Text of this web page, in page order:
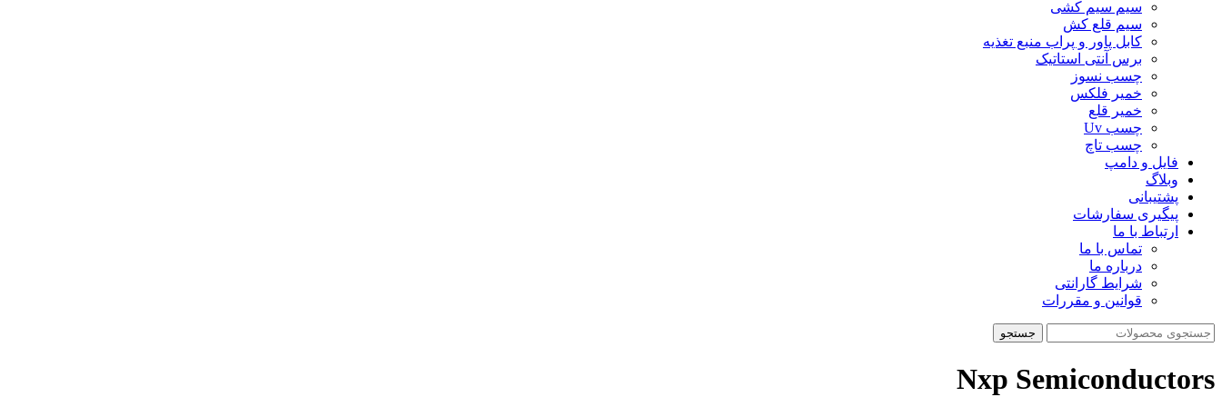
سیم سیم کشی
سیم قلع کش
کابل پاور و پراب منبع تغذیه
برس آنتی استاتیک
چسب نسوز
خمیر فلکس
خمیر قلع
چسب Uv
چسب تاچ
فایل و دامپ
وبلاگ
پشتیبانی
پیگیری سفارشات
ارتباط با ما
تماس با ما
درباره ما
شرایط گارانتی
قوانین و مقررات
جستجو
Nxp Semiconductors